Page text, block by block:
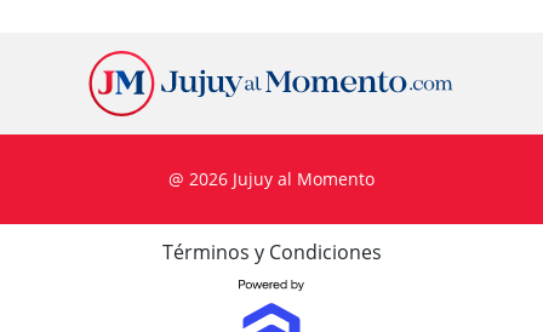
@ 2026 Jujuy al Momento
Términos y Condiciones